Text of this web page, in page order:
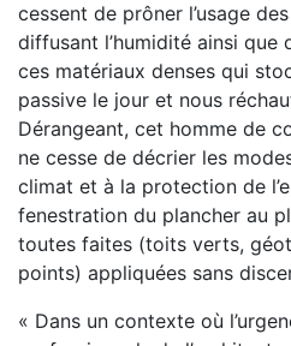
cessent de prôner l’usage
diffusant l’humidité ainsi que
ces matériaux denses qui
passive le jour et nous
Dérangeant, cet homme de
ne cesse de décrier les
climat et à la protection de
fenestration du plancher au
toutes faites (toits verts,
points) appliquées sans
« Dans un contexte où